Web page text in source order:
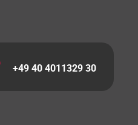
+49 40 4011329 30